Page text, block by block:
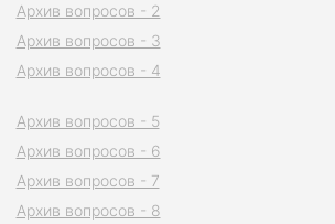
Архив вопросов - 2
Архив вопросов - 3
Архив вопросов - 4
Архив вопросов - 5
Архив вопросов - 6
Архив вопросов - 7
Архив вопросов - 8